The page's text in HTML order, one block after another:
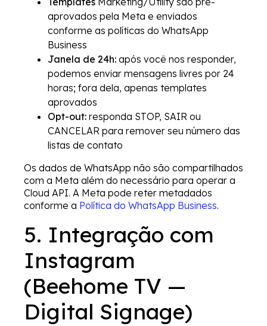
aprovados pela Meta e enviados
conforme as políticas do WhatsApp
Business
Janela de 24h: após você nos responder,
podemos enviar mensagens livres por 24
horas; fora dela, apenas templates
aprovados
Opt-out: responda STOP, SAIR ou
CANCELAR para remover seu número das
listas de contato
Os dados de WhatsApp não são compartilhados
com a Meta além do necessário para operar a
Cloud API. A Meta pode reter metadados
conforme a Política do WhatsApp Business.
5. Integração com
Instagram
(Beehome TV —
Digital Signage)